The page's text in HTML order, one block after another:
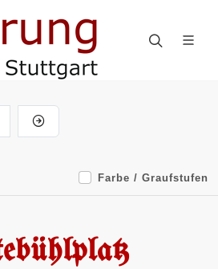
Farbe / Graufstufen